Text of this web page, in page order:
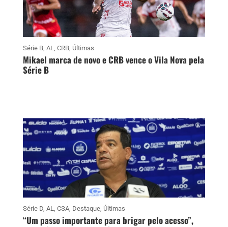
Série B, AL, CRB, Últimas
Mikael marca de novo e CRB vence o Vila Nova pela
Série B
Série D, AL, CSA, Destaque, Últimas
“Um passo importante para brigar pelo acesso”,